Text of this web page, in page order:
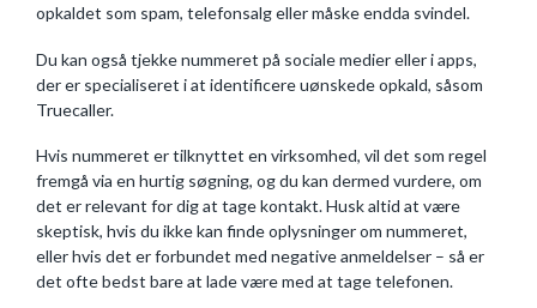
opkaldet som spam, telefonsalg eller måske endda svindel.
Du kan også tjekke nummeret på sociale medier eller i apps,
der er specialiseret i at identificere uønskede opkald, såsom
Truecaller.
Hvis nummeret er tilknyttet en virksomhed, vil det som regel
fremgå via en hurtig søgning, og du kan dermed vurdere, om
det er relevant for dig at tage kontakt. Husk altid at være
skeptisk, hvis du ikke kan finde oplysninger om nummeret,
eller hvis det er forbundet med negative anmeldelser – så er
det ofte bedst bare at lade være med at tage telefonen.